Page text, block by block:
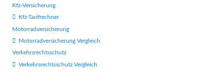
s
r
i
n
n
Kfz-Versicherung
Kfz-Tarifrechner
Motorradversicherung
Motorradversicherung Vergleich
Verkehrsrechtsschutz
Verkehrsrechtsschutz Vergleich